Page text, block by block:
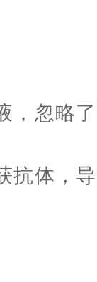
，忽略
抗体，